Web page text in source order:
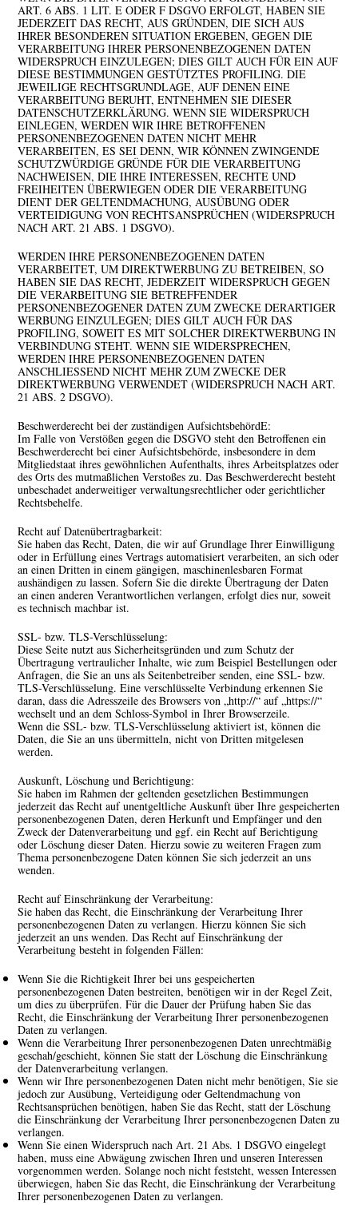
ART. 6 ABS. 1 LIT. E ODER F DSGVO ERFOLGT, HABEN SIE
JEDERZEIT DAS RECHT, AUS GRÜNDEN, DIE SICH AUS
IHRER BESONDEREN SITUATION ERGEBEN, GEGEN DIE
VERARBEITUNG IHRER PERSONENBEZOGENEN DATEN
WIDERSPRUCH EINZULEGEN; DIES GILT AUCH FÜR EIN AUF
DIESE BESTIMMUNGEN GESTÜTZTES PROFILING. DIE
JEWEILIGE RECHTSGRUNDLAGE, AUF DENEN EINE
VERARBEITUNG BERUHT, ENTNEHMEN SIE DIESER
DATENSCHUTZERKLÄRUNG. WENN SIE WIDERSPRUCH
EINLEGEN, WERDEN WIR IHRE BETROFFENEN
PERSONENBEZOGENEN DATEN NICHT MEHR
VERARBEITEN, ES SEI DENN, WIR KÖNNEN ZWINGENDE
SCHUTZWÜRDIGE GRÜNDE FÜR DIE VERARBEITUNG
NACHWEISEN, DIE IHRE INTERESSEN, RECHTE UND
FREIHEITEN ÜBERWIEGEN ODER DIE VERARBEITUNG
DIENT DER GELTENDMACHUNG, AUSÜBUNG ODER
VERTEIDIGUNG VON RECHTSANSPRÜCHEN (WIDERSPRUCH
NACH ART. 21 ABS. 1 DSGVO).
WERDEN IHRE PERSONENBEZOGENEN DATEN
VERARBEITET, UM DIREKTWERBUNG ZU BETREIBEN, SO
HABEN SIE DAS RECHT, JEDERZEIT WIDERSPRUCH GEGEN
DIE VERARBEITUNG SIE BETREFFENDER
PERSONENBEZOGENER DATEN ZUM ZWECKE DERARTIGER
WERBUNG EINZULEGEN; DIES GILT AUCH FÜR DAS
PROFILING, SOWEIT ES MIT SOLCHER DIREKTWERBUNG IN
VERBINDUNG STEHT. WENN SIE WIDERSPRECHEN,
WERDEN IHRE PERSONENBEZOGENEN DATEN
ANSCHLIESSEND NICHT MEHR ZUM ZWECKE DER
DIREKTWERBUNG VERWENDET (WIDERSPRUCH NACH ART.
21 ABS. 2 DSGVO).
Beschwerde­recht bei der zuständigen Aufsichts­behördE:
Im Falle von Verstößen gegen die DSGVO steht den Betroffenen ein
Beschwerderecht bei einer Aufsichtsbehörde, insbesondere in dem
Mitgliedstaat ihres gewöhnlichen Aufenthalts, ihres Arbeitsplatzes oder
des Orts des mutmaßlichen Verstoßes zu. Das Beschwerderecht besteht
unbeschadet anderweitiger verwaltungsrechtlicher oder gerichtlicher
Rechtsbehelfe.
Recht auf Daten­übertrag­barkeit:
Sie haben das Recht, Daten, die wir auf Grundlage Ihrer Einwilligung
oder in Erfüllung eines Vertrags automatisiert verarbeiten, an sich oder
an einen Dritten in einem gängigen, maschinenlesbaren Format
aushändigen zu lassen. Sofern Sie die direkte Übertragung der Daten
an einen anderen Verantwortlichen verlangen, erfolgt dies nur, soweit
es technisch machbar ist.
SSL- bzw. TLS-Verschlüsselung:
Diese Seite nutzt aus Sicherheitsgründen und zum Schutz der
Übertragung vertraulicher Inhalte, wie zum Beispiel Bestellungen oder
Anfragen, die Sie an uns als Seitenbetreiber senden, eine SSL- bzw.
TLS-Verschlüsselung. Eine verschlüsselte Verbindung erkennen Sie
daran, dass die Adresszeile des Browsers von „http://“ auf „https://“
wechselt und an dem Schloss-Symbol in Ihrer Browserzeile.
Wenn die SSL- bzw. TLS-Verschlüsselung aktiviert ist, können die
Daten, die Sie an uns übermitteln, nicht von Dritten mitgelesen
werden.
Auskunft, Löschung und Berichtigung:
Sie haben im Rahmen der geltenden gesetzlichen Bestimmungen
jederzeit das Recht auf unentgeltliche Auskunft über Ihre gespeicherten
personenbezogenen Daten, deren Herkunft und Empfänger und den
Zweck der Datenverarbeitung und ggf. ein Recht auf Berichtigung
oder Löschung dieser Daten. Hierzu sowie zu weiteren Fragen zum
Thema personenbezogene Daten können Sie sich jederzeit an uns
wenden.
Recht auf Einschränkung der Verarbeitung:
Sie haben das Recht, die Einschränkung der Verarbeitung Ihrer
personenbezogenen Daten zu verlangen. Hierzu können Sie sich
jederzeit an uns wenden. Das Recht auf Einschränkung der
Verarbeitung besteht in folgenden Fällen:
Wenn Sie die Richtigkeit Ihrer bei uns gespeicherten
personenbezogenen Daten bestreiten, benötigen wir in der Regel Zeit,
um dies zu überprüfen. Für die Dauer der Prüfung haben Sie das
Recht, die Einschränkung der Verarbeitung Ihrer personenbezogenen
Daten zu verlangen.
Wenn die Verarbeitung Ihrer personenbezogenen Daten unrechtmäßig
geschah/geschieht, können Sie statt der Löschung die Einschränkung
der Datenverarbeitung verlangen.
Wenn wir Ihre personenbezogenen Daten nicht mehr benötigen, Sie sie
jedoch zur Ausübung, Verteidigung oder Geltendmachung von
Rechtsansprüchen benötigen, haben Sie das Recht, statt der Löschung
die Einschränkung der Verarbeitung Ihrer personenbezogenen Daten zu
verlangen.
Wenn Sie einen Widerspruch nach Art. 21 Abs. 1 DSGVO eingelegt
haben, muss eine Abwägung zwischen Ihren und unseren Interessen
vorgenommen werden. Solange noch nicht feststeht, wessen Interessen
überwiegen, haben Sie das Recht, die Einschränkung der Verarbeitung
Ihrer personenbezogenen Daten zu verlangen.